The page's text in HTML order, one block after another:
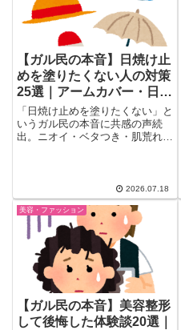
【ガル民の本音】日焼け止
めを塗りたくない人の対策
25選｜アームカバー・日
傘・UVパーカーのリアル
「日焼け止めを塗りたくない」と
いうガル民の本音に共感の声続
出。ニオイ・ベタつき・肌荒れと
力まで、103件のリアルな体験談
を厳選。今年の紫外線対策の参考
にどうぞ。
2026.07.18
美容・ファッション
【ガル民の本音】美容整形
して後悔した体験談20選｜